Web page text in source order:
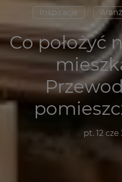
Inspiracje
Co położyć
pt. 12 cze